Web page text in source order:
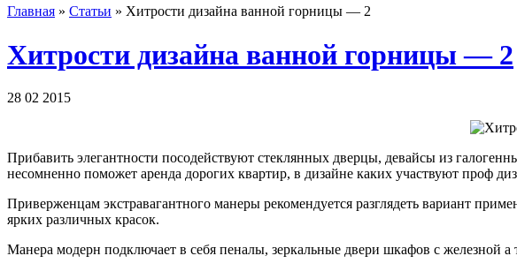
Главная » Статьи » Хитрости дизайна ванной горницы — 2
Хитрости дизайна ванной горницы — 2
28 02 2015
Прибавить элегантности посодействуют стеклянных дверцы, девайсы из
несомненно поможет аренда дорогих квартир, в дизайне каких участвуют проф
Приверженцам экстравагантного манеры рекомендуется разглядеть вариант
ярких различных красок.
Манера модерн подключает в себя пеналы, зеркальные двери шкафов с железной а